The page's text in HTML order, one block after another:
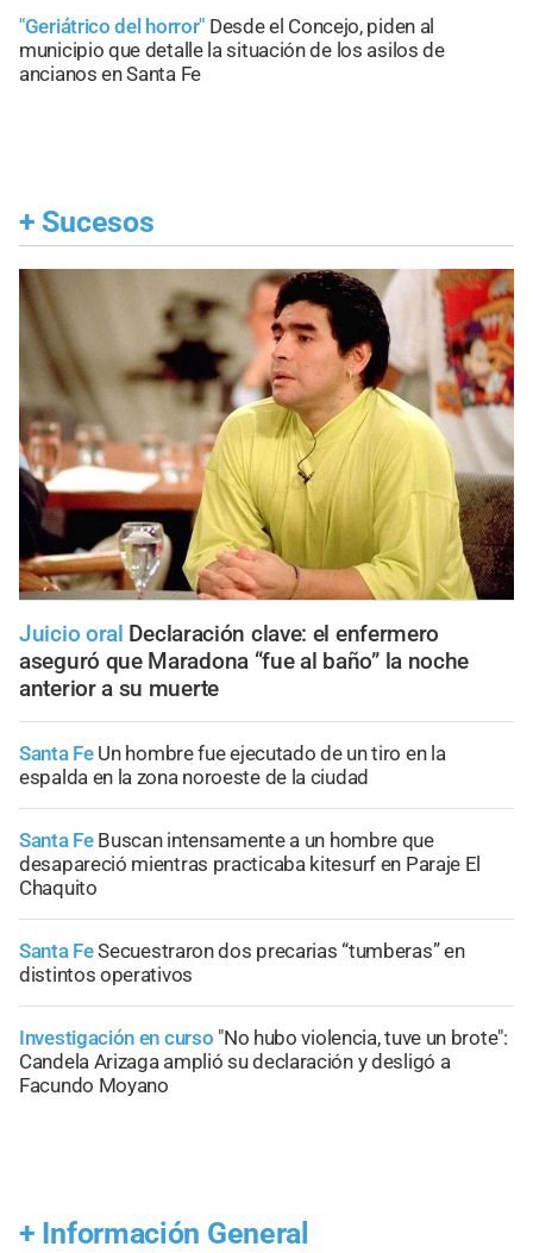
"Geriátrico del horror" Desde el Concejo, piden al
municipio que detalle la situación de los asilos de
ancianos en Santa Fe
+ Sucesos
Juicio oral Declaración clave: el enfermero
aseguró que Maradona “fue al baño” la noche
anterior a su muerte
Santa Fe Un hombre fue ejecutado de un tiro en la
espalda en la zona noroeste de la ciudad
Santa Fe Buscan intensamente a un hombre que
desapareció mientras practicaba kitesurf en Paraje El
Chaquito
Santa FeSecuestraron dos precarias “tumberas” en
distintos operativos
Investigación en curso "No hubo violencia, tuve un brote":
Candela Arizaga amplió su declaración y desligó a
Facundo Moyano
+ Información General